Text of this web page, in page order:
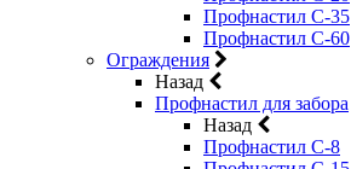
Профнастил С-35
Профнастил С-60
Ограждения
Назад
Профнастил для забора
Назад
Профнастил С-8